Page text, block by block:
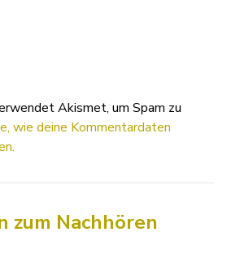
Akismet, um Spam zu
wie deine Kommentardaten
zum Nachhören